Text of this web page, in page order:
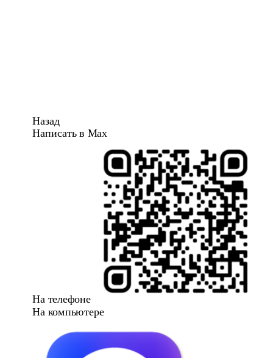
Назад
Написать в Max
На телефоне
На компьютере